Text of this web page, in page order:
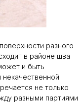
разного
в районе шва
и быть
некачественной
не только
разными партиями